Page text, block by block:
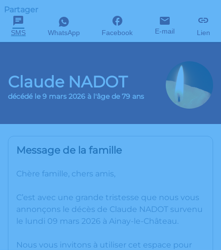
Partager
SMS WhatsApp Facebook E-mail Lien
Claude NADOT
décédé le 9 mars 2026 à l'âge de 79 ans
Message de la famille
Chère famille, chers amis,
C’est avec une grande tristesse que nous vous
annonçons le décès de Claude NADOT survenu
le lundi 09 mars 2026 à Ainay-le-Château.
Nous vous invitons à utiliser cet espace pour